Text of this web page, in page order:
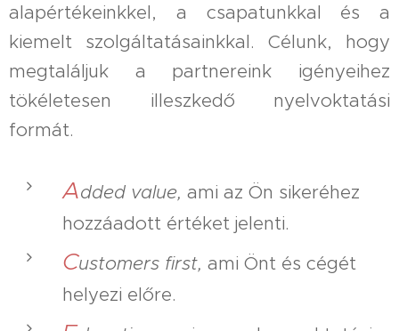
alapértékeinkkel, a csapatunkkal és a
kiemelt szolgáltatásainkkal. Célunk, hogy
megtaláljuk a partnereink igényeihez
tökéletesen illeszkedő nyelvoktatási
formát.
Added value, ami az Ön sikeréhez
hozzáadott értéket jelenti.
Customers first, ami Önt és cégét
helyezi előre.